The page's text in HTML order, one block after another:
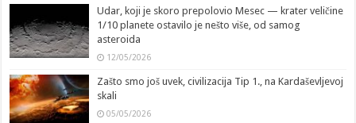
Udar, koji je skoro prepolovio Mesec — krater veličine
1/10 planete ostavilo je nešto više, od samog
asteroida
12/05/2026
Zašto smo još uvek, civilizacija Tip 1., na Kardaševljevoj
skali
05/05/2026